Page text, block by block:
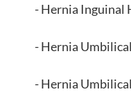
- Hernia Inguinal
- Hernia
- Hernia